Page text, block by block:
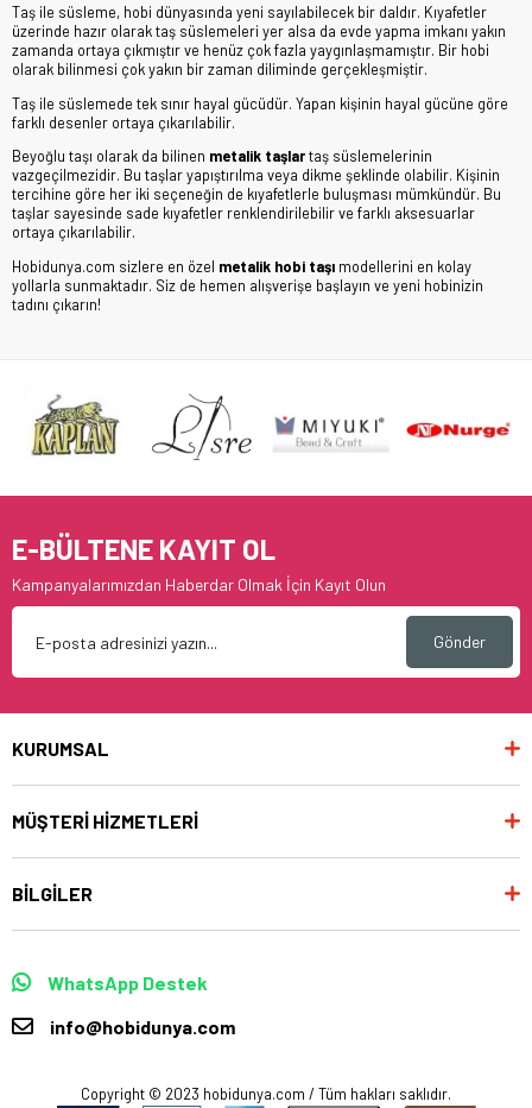
Taş ile süsleme, hobi dünyasında yeni sayılabilecek bir daldır. Kıyafetler
üzerinde hazır olarak taş süslemeleri yer alsa da evde yapma imkanı yakın
zamanda ortaya çıkmıştır ve henüz çok fazla yaygınlaşmamıştır. Bir hobi
olarak bilinmesi çok yakın bir zaman diliminde gerçekleşmiştir.
Taş ile süslemede tek sınır hayal gücüdür. Yapan kişinin hayal gücüne göre
farklı desenler ortaya çıkarılabilir.
Beyoğlu taşı olarak da bilinen metalik taşlartaş süslemelerinin
vazgeçilmezidir. Bu taşlar yapıştırılma veya dikme şeklinde olabilir. Kişinin
tercihine göre her iki seçeneğin de kıyafetlerle buluşması mümkündür. Bu
taşlar sayesinde sade kıyafetler renklendirilebilir ve farklı aksesuarlar
ortaya çıkarılabilir.
Hobidunya.com sizlere en özel metalik hobi taşı modellerini en kolay
yollarla sunmaktadır. Siz de hemen alışverişe başlayın ve yeni hobinizin
tadını çıkarın!
E-BÜLTENE KAYIT OL
Kampanyalarımızdan Haberdar Olmak İçin Kayıt Olun
Gönder
KURUMSAL
MÜŞTERİ HİZMETLERİ
BİLGİLER
WhatsApp Destek
info@hobidunya.com
Copyright © 2023 hobidunya.com / Tüm hakları saklıdır.